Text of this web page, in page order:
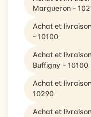
Margueron -
Achat et
- 10100
Achat et
Buffigny - 10100
Achat et
10290
Achat et